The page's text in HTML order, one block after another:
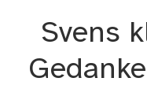
Svens